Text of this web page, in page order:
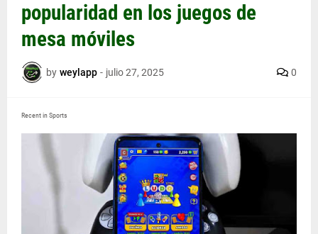
popularidad en los juegos de
mesa móviles
by weylapp - julio 27, 2025 0
Recent in Sports